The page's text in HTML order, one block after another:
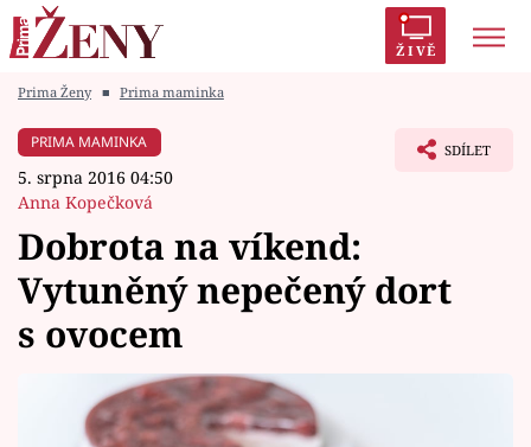
ŽIVĚ
Módní alarm
Zrádci
Témata
Celebrity
Vztahy
Prima Ženy ■ Prima maminka
PRIMA MAMINKA
5. srpna 2016 04:50
Anna Kopečková
SDÍLET
Dobrota na víkend:
Vytuněný nepečený dort
s ovocem